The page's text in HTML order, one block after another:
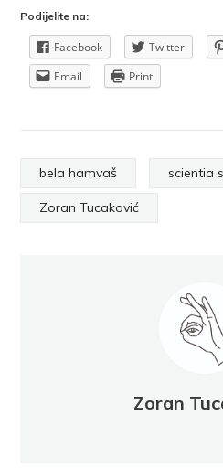
Podijelite na:
Facebook Twitter
Email
Print
bela hamvaš scientia
Zoran Tucaković
Zoran